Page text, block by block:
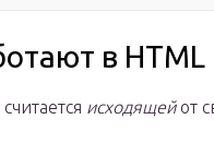
в HTML
исходящейот